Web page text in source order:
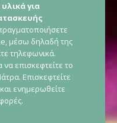
για
μέσω δηλαδή της
τηλεφωνικά.
επισκεφτείτε το
Επισκεφτείτε
ενημερωθείτε